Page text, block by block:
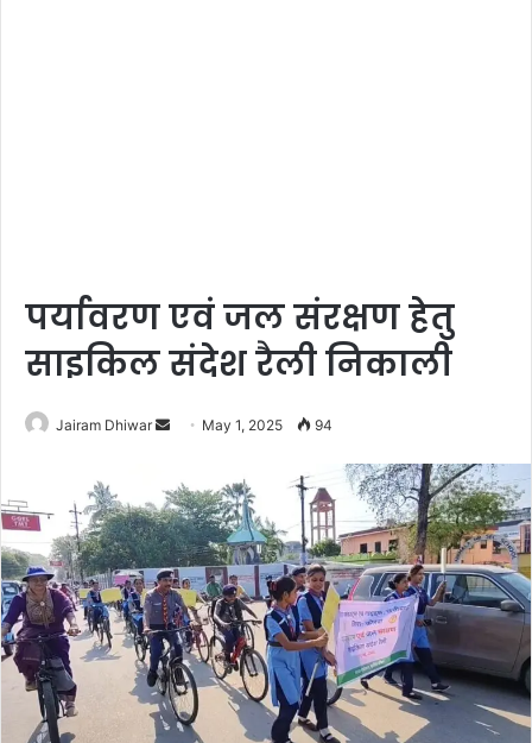
पर्यावरण एवं जल संरक्षण हेतु
साइकिल संदेश रैली निकाली
Jairam Dhiwar
Send
email
May 1, 2025 94